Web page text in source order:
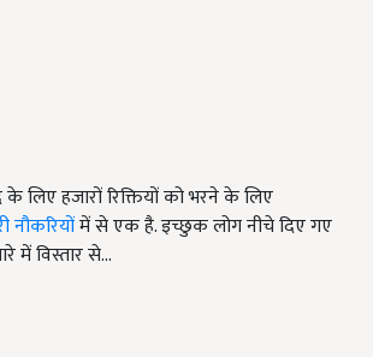
हजारों रिक्तियों को भरने के लिए
नौकरियोंमें से एक है. इच्छुक लोग नीचे दिए गए
विस्तार से...